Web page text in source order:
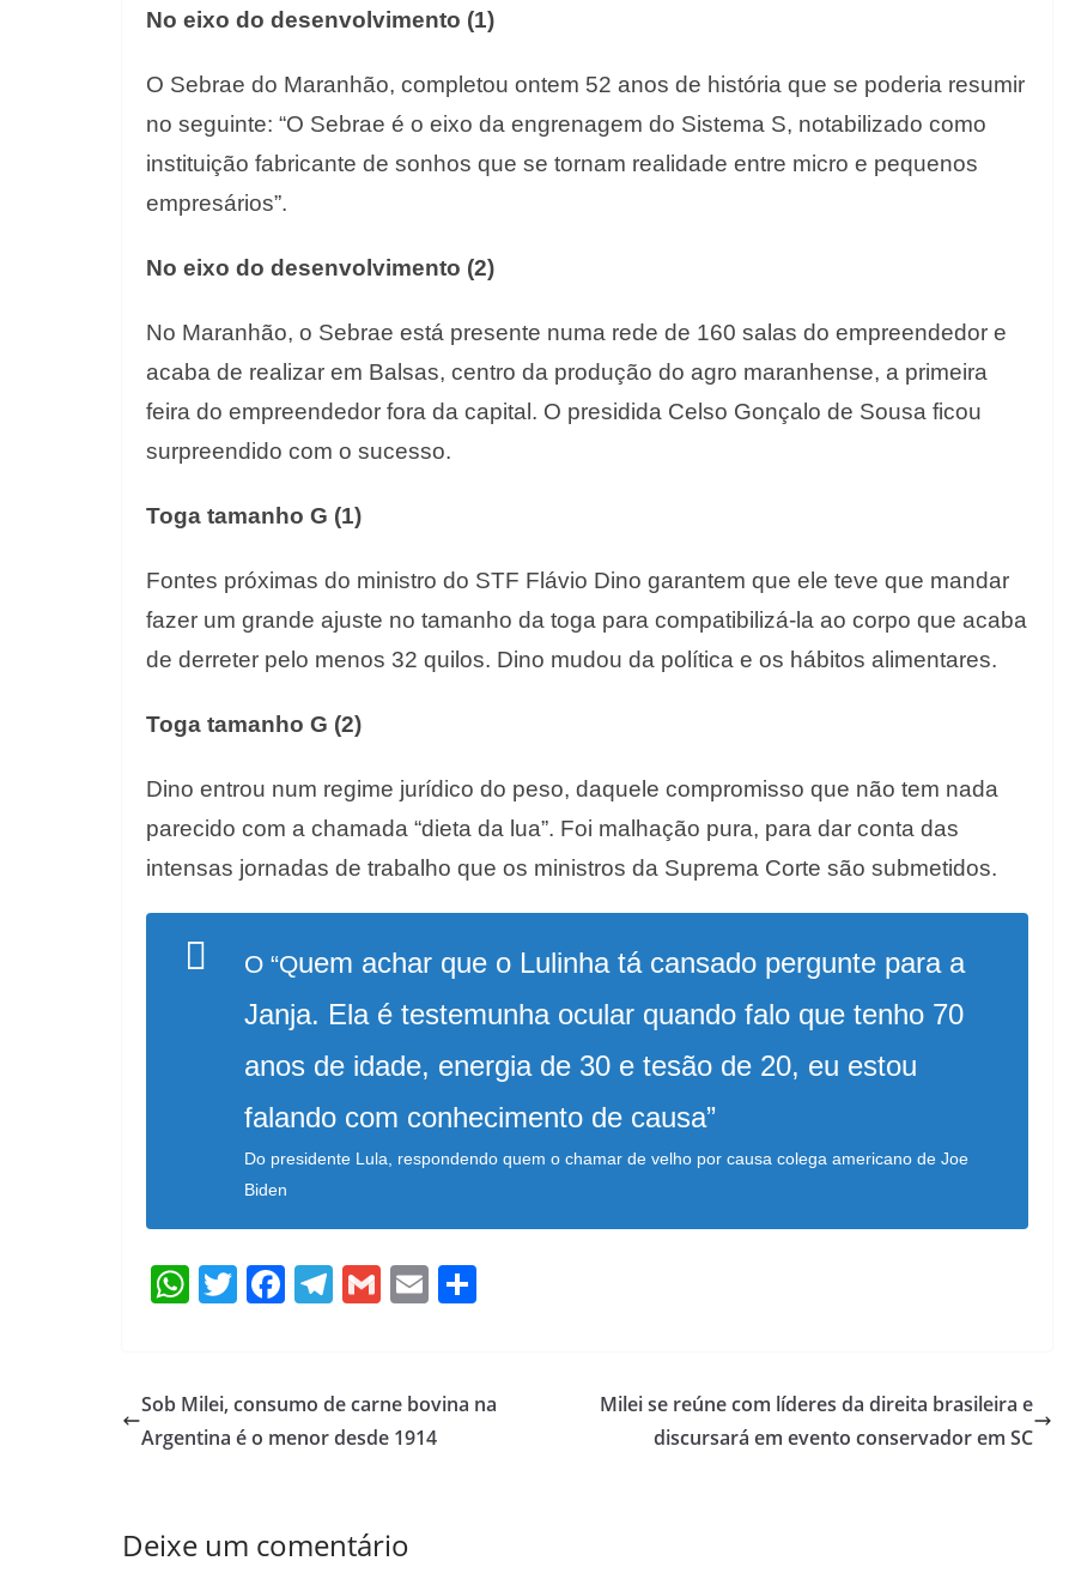
No eixo do desenvolvimento (1)
O Sebrae do Maranhão, completou ontem 52 anos de história que se poderia resumir
no seguinte: “O Sebrae é o eixo da engrenagem do Sistema S, notabilizado como
instituição fabricante de sonhos que se tornam realidade entre micro e pequenos
empresários”.
No eixo do desenvolvimento (2)
No Maranhão, o Sebrae está presente numa rede de 160 salas do empreendedor e
acaba de realizar em Balsas, centro da produção do agro maranhense, a primeira
feira do empreendedor fora da capital. O presidida Celso Gonçalo de Sousa ficou
surpreendido com o sucesso.
Toga tamanho G (1)
Fontes próximas do ministro do STF Flávio Dino garantem que ele teve que mandar
fazer um grande ajuste no tamanho da toga para compatibilizá-la ao corpo que acaba
de derreter pelo menos 32 quilos. Dino mudou da política e os hábitos alimentares.
Toga tamanho G (2)
Dino entrou num regime jurídico do peso, daquele compromisso que não tem nada
parecido com a chamada “dieta da lua”. Foi malhação pura, para dar conta das
intensas jornadas de trabalho que os ministros da Suprema Corte são submetidos.
O “Quem achar que o Lulinha tá cansado pergunte para a
Janja. Ela é testemunha ocular quando falo que tenho 70
anos de idade, energia de 30 e tesão de 20, eu estou
falando com conhecimento de causa”
Do presidente Lula, respondendo quem o chamar de velho por causa colega americano de Joe
Biden
W
s
A
T
er
F
b
o
T
gr
a
G
l
E
l e
Sob Milei, consumo de carne bovina na
Argentina é o menor desde 1914
Milei se reúne com líderes da direita brasileira e
discursará em evento conservador em SC
Deixe um comentário